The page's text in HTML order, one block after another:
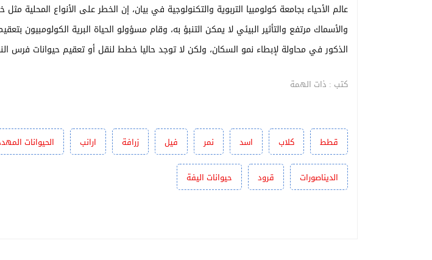
عالم الأحياء بجامعة كولومبيا التربوية والتكنولوجية في بيان، إن الخطر على الأنواع المحلية
والأسماك مرتفع والتأثير البيئي لا يمكن التنبؤ به، وقام مسؤولو الحياة البرية الكولومبيون
الذكور في محاولة لإبطاء نمو السكان، ولكن لا توجد حاليا خطط لنقل أو تعقيم حيوانات فرس
كتب : ذات الهمة
قطط كلاب اسد نمر فيل زرافة ارانب الحيوانات
الديناصورات قرود حيوانات اليفة